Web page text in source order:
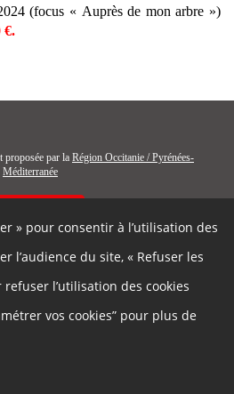
(focus « Auprès de mon arbre »)
€.
» pour consentir à l’utilisation des
l’audience du site, « Refuser les
l’utilisation des cookies
vos cookies” pour plus de
proposée par la Région Occitanie / Pyrénées-
Méditerranée
Gestion des cookies
Mentions légales
Accessibilité : partiellement